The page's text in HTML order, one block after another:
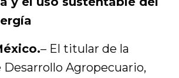
– El titular de la
Desarrollo Agropecuario,